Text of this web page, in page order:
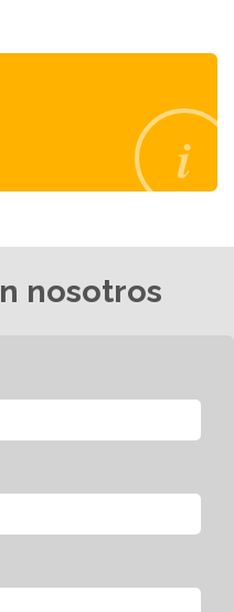
nosotros